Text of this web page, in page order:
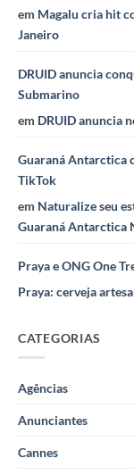
em Magalu cria hit
Janeiro
DRUID anuncia
Submarino
em DRUID anuncia
Guaraná Antarctica
TikTok
em Naturalize seu
Guaraná Antarctica
Praya e ONG One
Praya: cerveja
CATEGORIAS
Agências
Anunciantes
Cannes